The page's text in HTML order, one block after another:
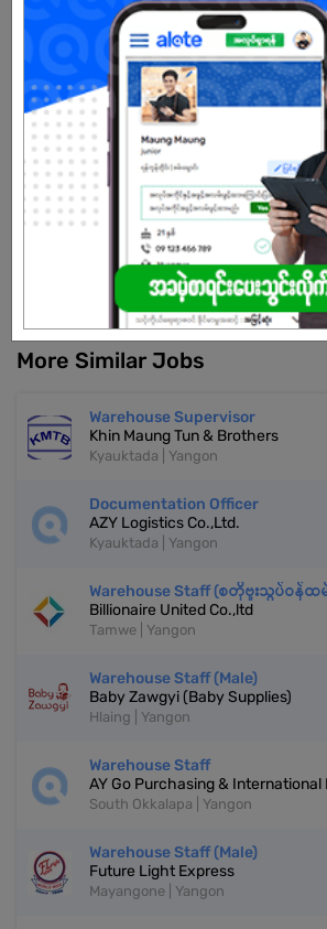
Open To : Male/Female
Already Expired
Don't have an
REGISTER NOW!
More Similar Jobs
Warehouse Supervisor
Khin Maung Tun & Brothers
Kyauktada | Yangon
Documentation Officer
AZY Logistics Co.,Ltd.
Kyauktada | Yangon
Warehouse Staff (စတိုဗူးသွပ်ဝန်ထ
Billionaire United Co.,ltd
Tamwe | Yangon
Warehouse Staff (Male)
Baby Zawgyi (Baby Supplies)
Hlaing | Yangon
Warehouse Staff
AY Go Purchasing & International
South Okkalapa | Yangon
Warehouse Staff (Male)
Future Light Express
Mayangone | Yangon